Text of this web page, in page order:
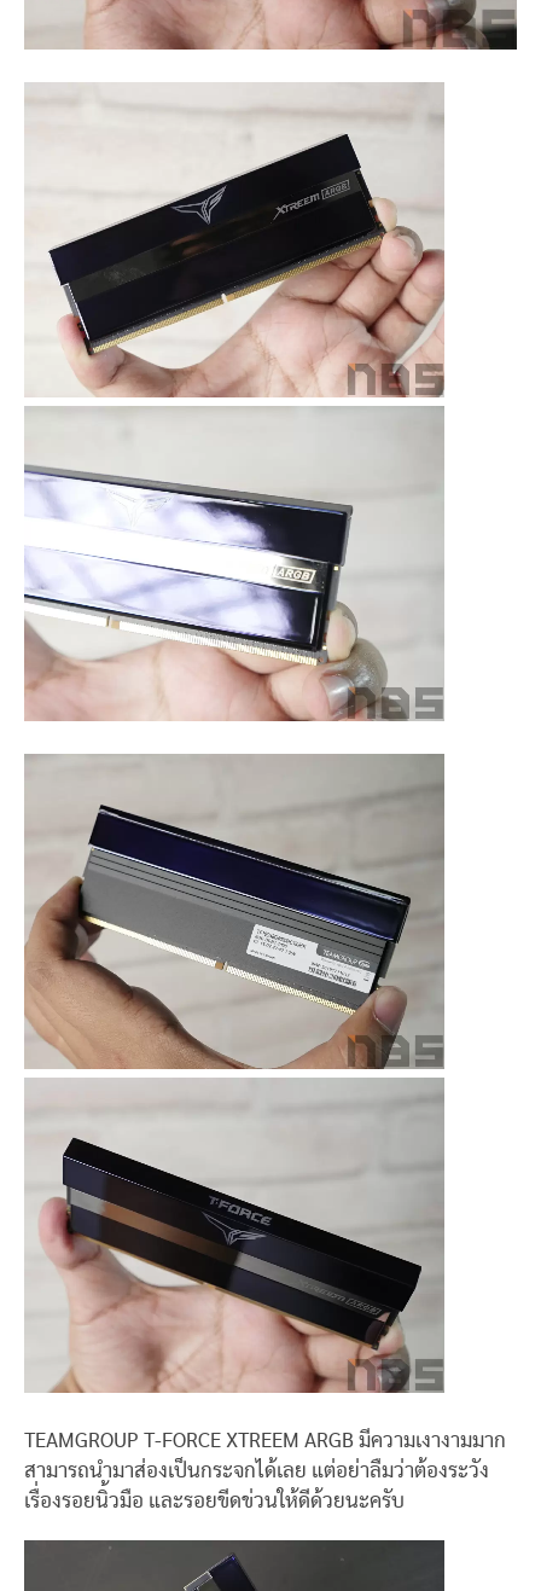
TEAMGROUP T-FORCE XTREEM ARGB มีความเงางามมาก
สามารถนำมาส่องเป็นกระจกได้เลย แต่อย่าลืมว่าต้องระวัง
เรื่องรอยนิ้วมือ และรอยขีดข่วนให้ดีด้วยนะครับ